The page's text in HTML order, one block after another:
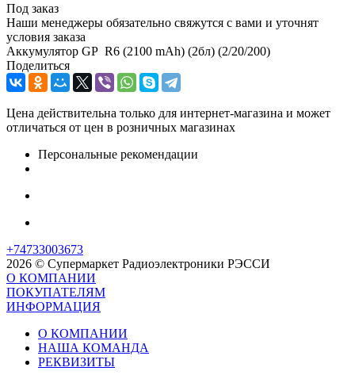
Под заказ
Наши менеджеры обязательно свяжутся с вами и уточнят
условия заказа
Аккумулятор GP R6 (2100 mAh) (2бл) (2/20/200)
Поделиться
Цена действительна только для интернет-магазина и может
отличаться от цен в розничных магазинах
Персональные рекомендации
+74733003673
2026 © Супермаркет Радиоэлектроники РЭССИ
О КОМПАНИИ
ПОКУПАТЕЛЯМ
ИНФОРМАЦИЯ
О КОМПАНИИ
НАША КОМАНДА
РЕКВИЗИТЫ